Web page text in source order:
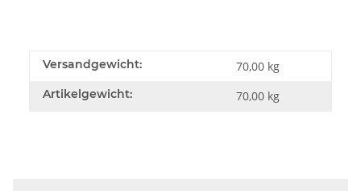
Versandgewicht: 70,00 kg
Artikelgewicht: 70,00 kg